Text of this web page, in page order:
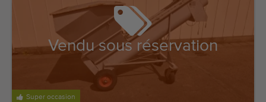
Super occasion
Vendu sous réservation